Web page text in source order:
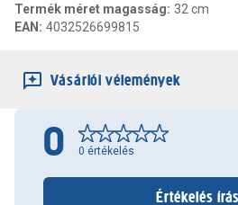
Termék méret magasság: 32 cm
EAN : 4032526699815
Vásárlói vélemények
0 0 értékelés
Értékelés